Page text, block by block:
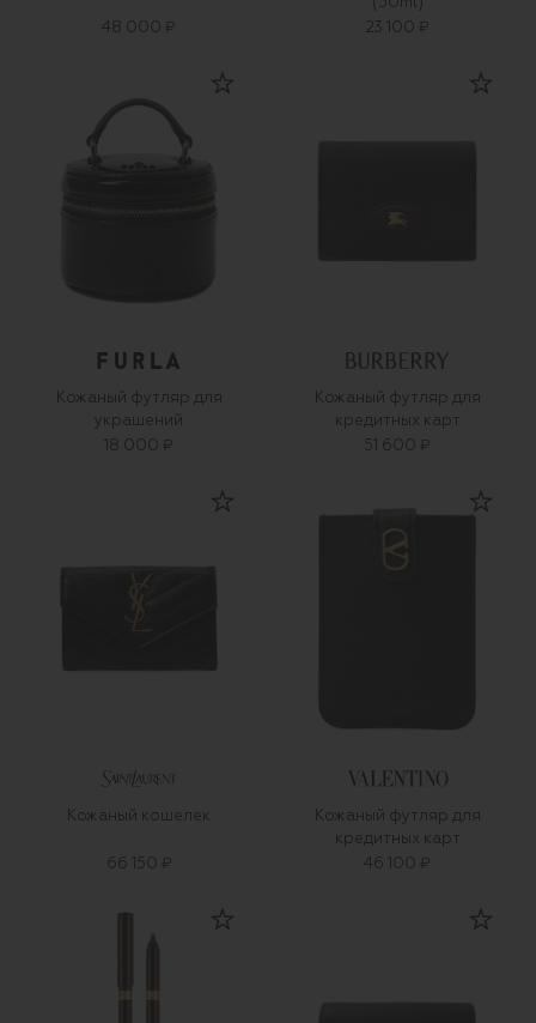
48 000 ₽
(50ml)
23 100 ₽
Кожаный футляр для
украшений
18 000 ₽
Кожаный футляр для
кредитных карт
51 600 ₽
Кожаный кошелек
66 150 ₽
Кожаный футляр для
кредитных карт
46 100 ₽